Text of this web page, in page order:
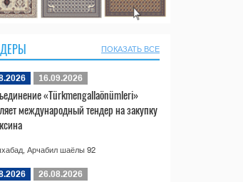
ПОКАЗАТЬ ВСЕ
16.09.2026
«Türkmengallaönümleri»
международный тендер на закупку
Арчабил шаёлы 92
26.08.2026